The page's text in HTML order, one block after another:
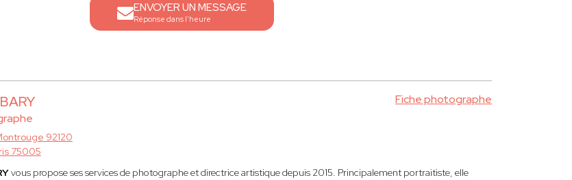
ENVOYER UN MESSAGE
Réponse dans l'heure
Fiche photographe
92120
75005
vous propose ses services de photographe et directrice artistique depuis 2015. Principalement portraitiste, elle